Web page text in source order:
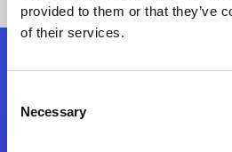
provided to them or that they’ve
of their services.
Selection
Necessary
Kövessen minket!